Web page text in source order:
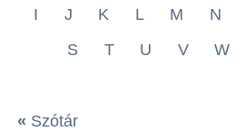
I
J K L M N
S
T U V W
« Szótár